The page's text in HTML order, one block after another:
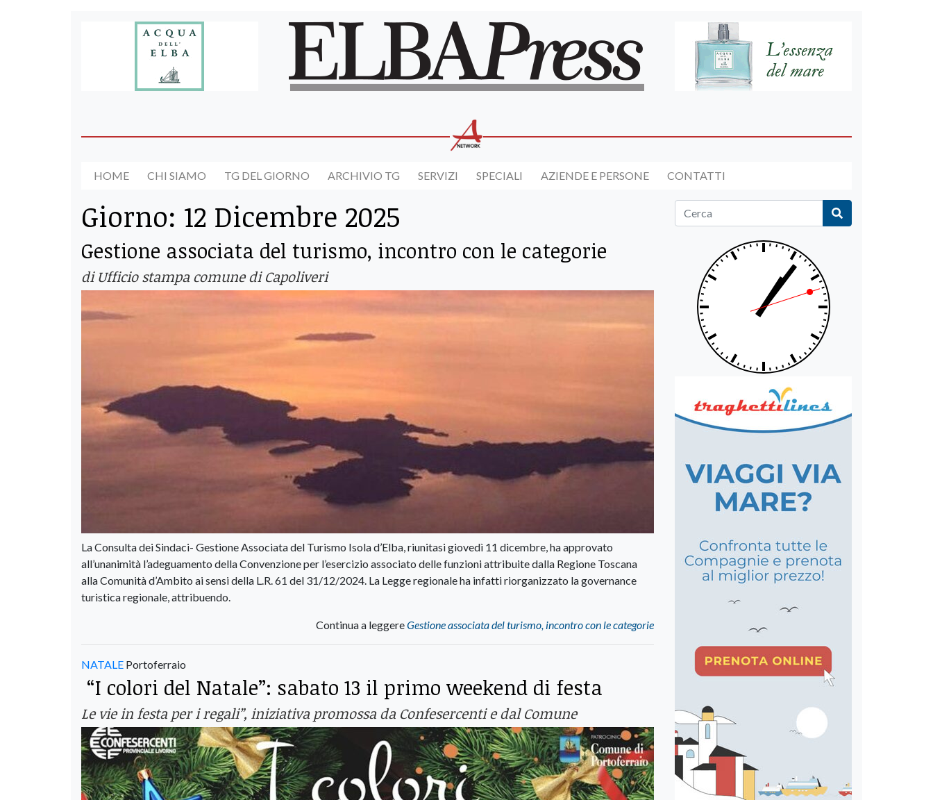
HOME CHI SIAMO TG DEL GIORNO ARCHIVIO TG SERVIZI SPECIALI AZIENDE E PERSONE CONTATTI
Giorno: 12 Dicembre 2025
Gestione associata del turismo, incontro con le categorie
di Ufficio stampa comune di Capoliveri
La Consulta dei Sindaci- Gestione Associata del Turismo Isola d’Elba, riunitasi giovedì 11 dicembre, ha approvato
all’unanimità l’adeguamento della Convenzione per l’esercizio associato delle funzioni attribuite dalla Regione Toscana
alla Comunità d’Ambito ai sensi della L.R. 61 del 31/12/2024. La Legge regionale ha infatti riorganizzato la governance
turistica regionale, attribuendo.
Continua a leggereGestione associata del turismo, incontro con le categorie
NATALE Portoferraio
“I colori del Natale”: sabato 13 il primo weekend di festa
Le vie in festa per i regali”, iniziativa promossa da Confesercenti e dal Comune